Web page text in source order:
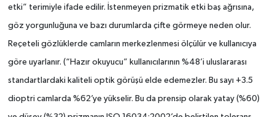
etki” terimiyle ifade edilir. İstenmeyen prizmatik etki baş ağrısına,
göz yorgunluğuna ve bazı durumlarda çifte görmeye neden olur.
Reçeteli gözlüklerde camların merkezlenmesi ölçülür ve kullanıcıya
göre uyarlanır. (“Hazır okuyucu” kullanıcılarının %48’i uluslararası
standartlardaki kaliteli optik görüşü elde edemezler. Bu sayı +3.5
dioptri camlarda %62’ye yükselir. Bu da prensip olarak yatay (%60)